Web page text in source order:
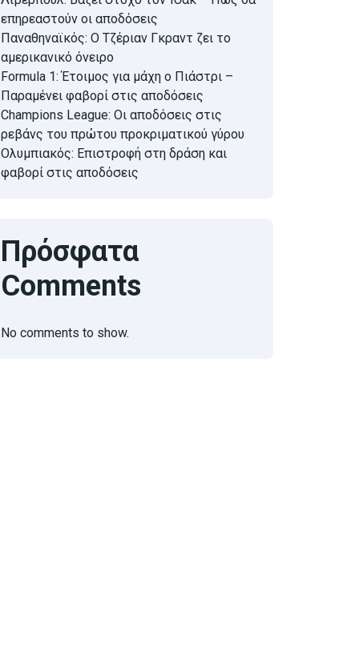
επηρεαστούν οι αποδόσεις
Παναθηναϊκός: Ο Τζέριαν Γκραντ ζει το
αμερικανικό όνειρο
Formula 1: Έτοιμος για μάχη ο Πιάστρι –
Παραμένει φαβορί στις αποδόσεις
Champions League: Οι αποδόσεις στις
ρεβάνς του πρώτου προκριματικού γύρου
Ολυμπιακός: Επιστροφή στη δράση και
φαβορί στις αποδόσεις
Πρόσφατα
Comments
No comments to show.